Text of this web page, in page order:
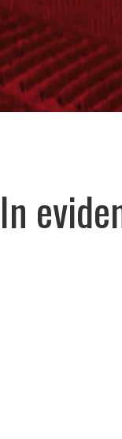
In